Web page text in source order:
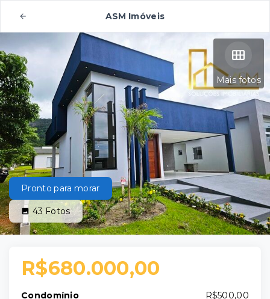
ASM Imóveis
Mais fotos
Pronto para morar
43 Fotos
R$680.000,00
Condomínio
R$500,00